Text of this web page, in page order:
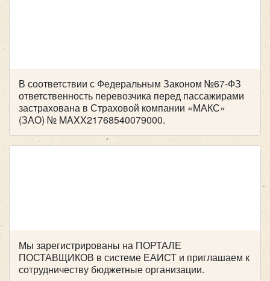
В соответствии с Федеральным Законом №67-ФЗ
ответственность перевозчика перед пассажирами
застрахована в Страховой компании «МАКС»
(ЗАО) № MAXX21768540079000.
Мы зарегистрированы на ПОРТАЛЕ
ПОСТАВЩИКОВ в системе ЕАИСТ и приглашаем к
сотрудничеству бюджетные организации.
Цена от:2000 руб/час
Mercedes Viano